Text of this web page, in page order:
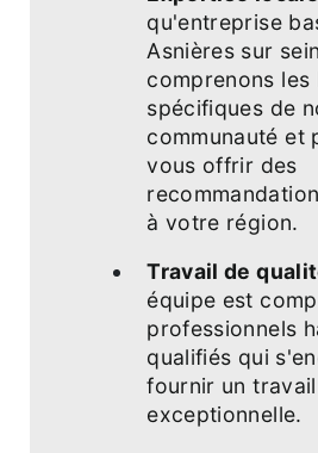
qu'entreprise
Asnières sur
comprenons les
spécifiques de
communauté et
vous offrir des
à votre région.
Travail de
équipe est
professionnels
qualifiés qui
fournir un
exceptionnelle.